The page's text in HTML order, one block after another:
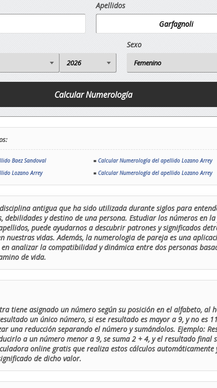
Apellidos
Sexo
Baez Sandoval ■ Calcular Numerología del apellido Lozano Arrey
Lozano Arrey ■ Calcular Numerología del apellido Lozano Arrey
antigua que ha sido utilizada durante siglos para
debilidades y destino de una persona. Estudiar los números en la
puede ayudarnos a descubrir patrones y significados
nuestras vidas. Además, la numerologia de pareja es una
analizar la compatibilidad y dinámica entre dos personas
de vida.
tiene asignado un número según su posición en el alfabeto, al
un único número, si ese resultado es mayor a 9, y no es
una reducción separando el número y sumándolos. Ejemplo:
a un número menor a 9, se suma 2 + 4, y el resultado final
online gratis que realiza estos cálculos automáticamente
de dicho valor.